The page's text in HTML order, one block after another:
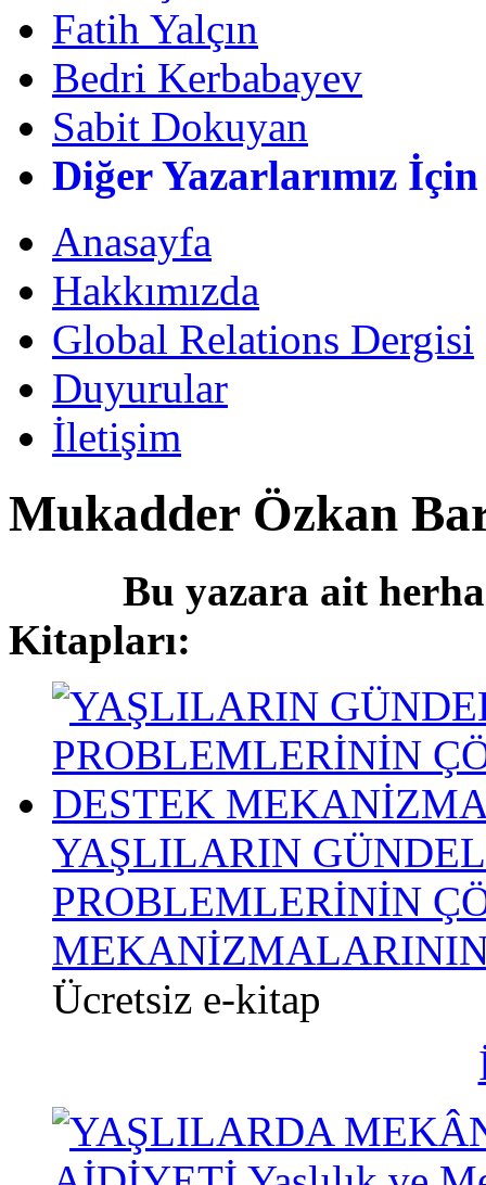
Fatih Yalçın
Bedri Kerbabayev
Sabit Dokuyan
Diğer Yazarlarımız İçin
Anasayfa
Hakkımızda
Global Relations Dergisi
Duyurular
İletişim
Mukadder Özkan
Bu yazara ait
Kitapları:
YAŞLILARIN
PROBLEMLERİNİN
Ücretsiz e-kitap